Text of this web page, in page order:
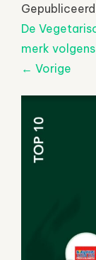
Gepubliceerd
De
merk
← Vorige